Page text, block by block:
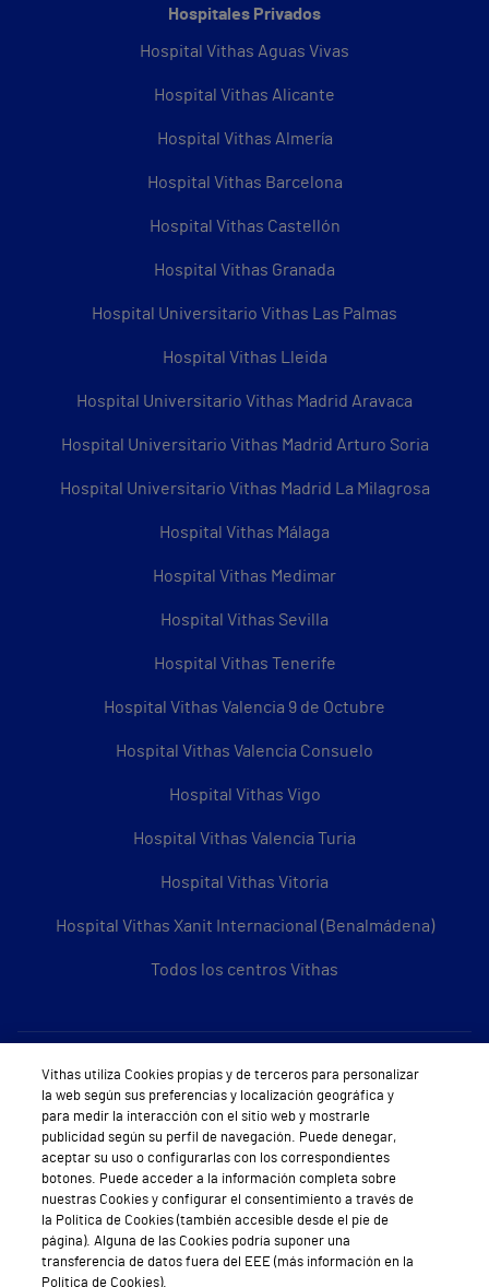
Hospitales Privados
Hospital Vithas Aguas Vivas
Hospital Vithas Alicante
Hospital Vithas Almería
Hospital Vithas Barcelona
Hospital Vithas Castellón
Hospital Vithas Granada
Hospital Universitario Vithas Las Palmas
Hospital Vithas Lleida
Hospital Universitario Vithas Madrid Aravaca
Hospital Universitario Vithas Madrid Arturo Soria
Hospital Universitario Vithas Madrid La Milagrosa
Hospital Vithas Málaga
Hospital Vithas Medimar
Hospital Vithas Sevilla
Hospital Vithas Tenerife
Hospital Vithas Valencia 9 de Octubre
Hospital Vithas Valencia Consuelo
Hospital Vithas Vigo
Hospital Vithas Valencia Turia
Hospital Vithas Vitoria
Hospital Vithas Xanit Internacional (Benalmádena)
Todos los centros Vithas
Sobre Vithas
Quiénes somos
Trabajar en Vithas
Teléfono Cita Médica
Teléfono Atención al Cliente
Política de seguridad y salud en el trabajo
Vithas utiliza Cookies propias y de terceros para personalizar
la web según sus preferencias y localización geográfica y
para medir la interacción con el sitio web y mostrarle
publicidad según su perfil de navegación. Puede denegar,
aceptar su uso o configurarlas con los correspondientes
botones. Puede acceder a la información completa sobre
nuestras Cookies y configurar el consentimiento a través de
la Política de Cookies (también accesible desde el pie de
página). Alguna de las Cookies podría suponer una
transferencia de datos fuera del EEE (más información en la
Política de Cookies).